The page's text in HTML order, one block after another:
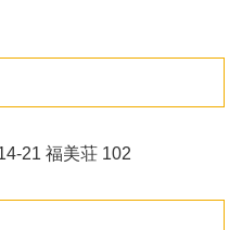
21 福美荘 102